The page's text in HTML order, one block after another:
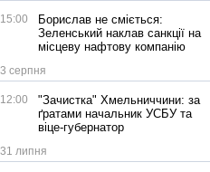
15:00
Борислав не сміється:
Зеленський наклав санкції на
місцеву нафтову компанію
3 серпня
12:00
"Зачистка" Хмельниччини: за
ґратами начальник УСБУ та
віце-губернатор
31 липня